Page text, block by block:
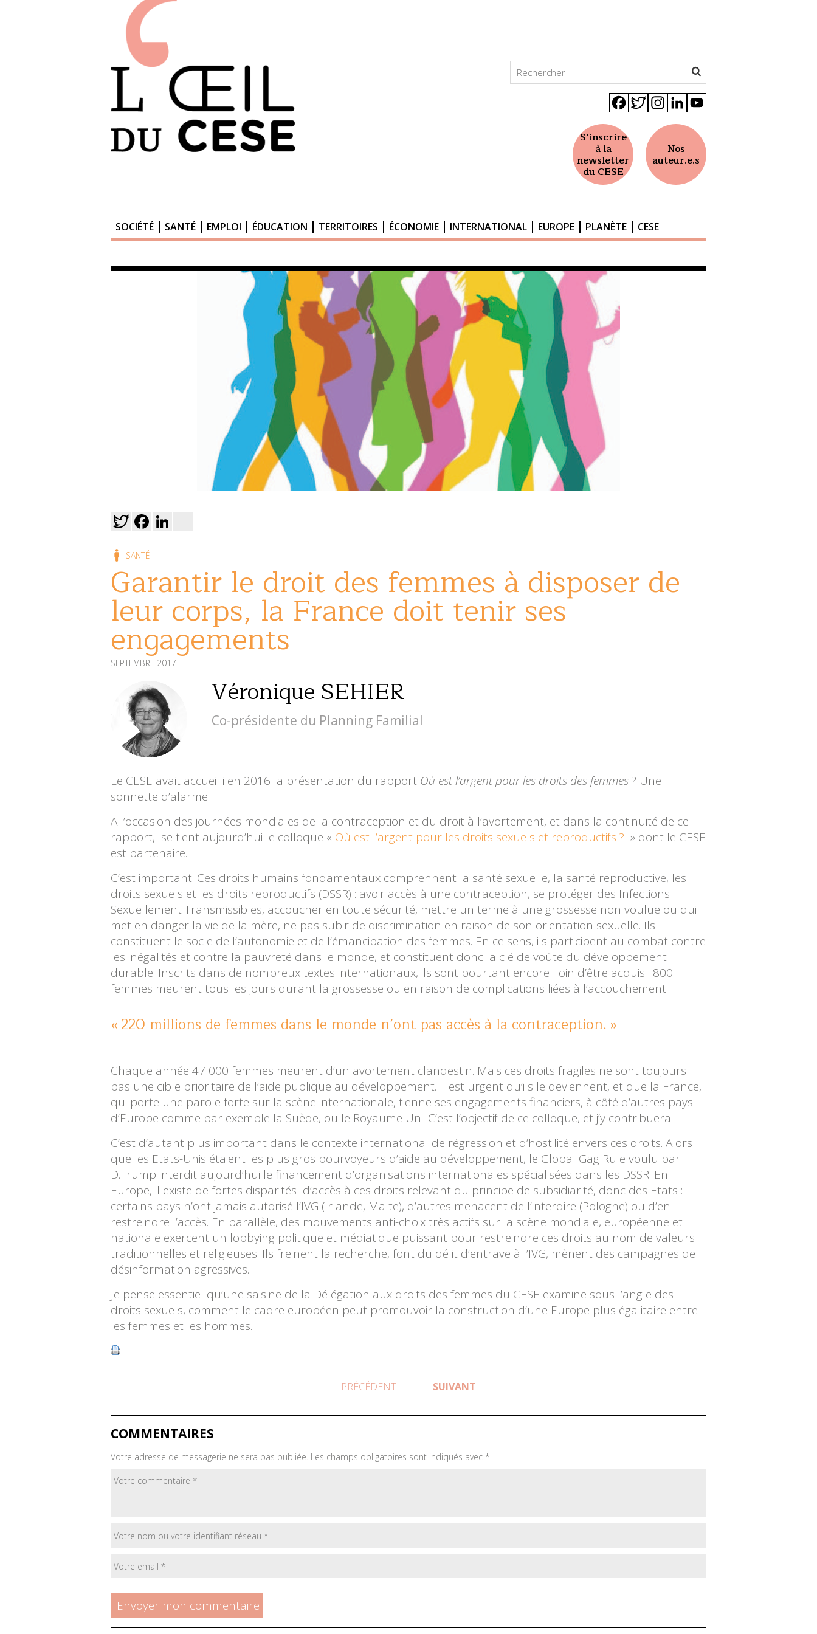
Facebook
Twitter
Instagram
LinkedIn
S’inscrire
à la
newsletter
du CESE
Nos
auteur.e.s
SOCIÉTÉ SANTÉ EMPLOI ÉDUCATION TERRITOIRES ÉCONOMIE INTERNATIONAL EUROPE PLANÈTE CESE
TwitterFacebook
SANTÉ
Garantir le droit des femmes à disposer de
leur corps, la France doit tenir ses
engagements
SEPTEMBRE 2017
Véronique SEHIER
Co-présidente du Planning Familial
Le CESE avait accueilli en 2016 la présentation du rapport Où est l’argent pour les droits des femmes? Une
sonnette d’alarme.
A l’occasion des journées mondiales de la contraception et du droit à l’avortement, et dans la continuité de ce
rapport, se tient aujourd’hui le colloque « Où est l’argent pour les droits sexuels et reproductifs ? » dont le CESE
est partenaire.
C’est important. Ces droits humains fondamentaux comprennent la santé sexuelle, la santé reproductive, les
droits sexuels et les droits reproductifs (DSSR) : avoir accès à une contraception, se protéger des Infections
Sexuellement Transmissibles, accoucher en toute sécurité, mettre un terme à une grossesse non voulue ou qui
met en danger la vie de la mère, ne pas subir de discrimination en raison de son orientation sexuelle. Ils
constituent le socle de l’autonomie et de l’émancipation des femmes. En ce sens, ils participent au combat contre
les inégalités et contre la pauvreté dans le monde, et constituent donc la clé de voûte du développement
durable. Inscrits dans de nombreux textes internationaux, ils sont pourtant encore loin d’être acquis : 800
femmes meurent tous les jours durant la grossesse ou en raison de complications liées à l’accouchement.
220 millions de femmes dans le monde n’ont pas accès à la contraception.
Chaque année 47 000 femmes meurent d’un avortement clandestin. Mais ces droits fragiles ne sont toujours
pas une cible prioritaire de l’aide publique au développement. Il est urgent qu’ils le deviennent, et que la France,
qui porte une parole forte sur la scène internationale, tienne ses engagements financiers, à côté d’autres pays
d’Europe comme par exemple la Suède, ou le Royaume Uni. C’est l’objectif de ce colloque, et j’y contribuerai.
C’est d’autant plus important dans le contexte international de régression et d’hostilité envers ces droits. Alors
que les Etats-Unis étaient les plus gros pourvoyeurs d’aide au développement, le Global Gag Rule voulu par
D.Trump interdit aujourd’hui le financement d’organisations internationales spécialisées dans les DSSR. En
Europe, il existe de fortes disparités d’accès à ces droits relevant du principe de subsidiarité, donc des Etats :
certains pays n’ont jamais autorisé l’IVG (Irlande, Malte), d’autres menacent de l’interdire (Pologne) ou d’en
restreindre l’accès. En parallèle, des mouvements anti-choix très actifs sur la scène mondiale, européenne et
nationale exercent un lobbying politique et médiatique puissant pour restreindre ces droits au nom de valeurs
traditionnelles et religieuses. Ils freinent la recherche, font du délit d’entrave à l’IVG, mènent des campagnes de
désinformation agressives.
Je pense essentiel qu’une saisine de la Délégation aux droits des femmes du CESE examine sous l’angle des
droits sexuels, comment le cadre européen peut promouvoir la construction d’une Europe plus égalitaire entre
les femmes et les hommes.
PRÉCÉDENT SUIVANT
COMMENTAIRES
Votre adresse de messagerie ne sera pas publiée. Les champs obligatoires sont indiqués avec *